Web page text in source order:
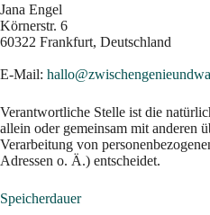
Jana Engel
Körnerstr. 6
60322 Frankfurt, Deutschland
E-Mail:
Verantwortliche Stelle ist die
allein oder gemeinsam mit anderen
Verarbeitung von
Adressen o. Ä.) entscheidet.
Speicherdauer